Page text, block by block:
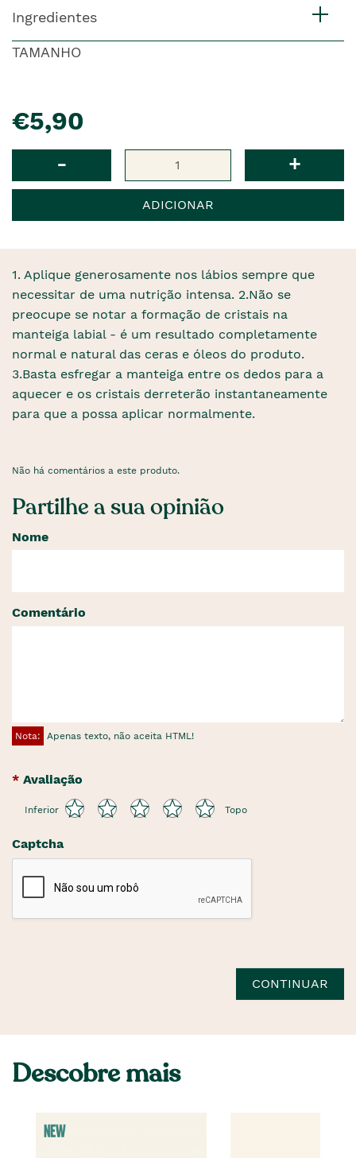
Ingredientes
TAMANHO
€5,90
- +
ADICIONAR
1. Aplique generosamente nos lábios sempre que
necessitar de uma nutrição intensa. 2.Não se
preocupe se notar a formação de cristais na
manteiga labial - é um resultado completamente
normal e natural das ceras e óleos do produto.
3.Basta esfregar a manteiga entre os dedos para a
aquecer e os cristais derreterão instantaneamente
para que a possa aplicar normalmente.
Não há comentários a este produto.
Partilhe a sua opinião
Nome
Comentário
Nota: Apenas texto, não aceita HTML!
Avaliação
Inferior Topo
Captcha
CONTINUAR
Descobre mais